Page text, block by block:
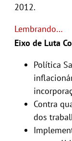
2012.
Lembrando…
Eixo de Luta
Política
Contra
dos